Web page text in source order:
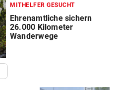
MITHELFER GESUCHT
Ehrenamtliche sichern
26.000 Kilometer
Wanderwege